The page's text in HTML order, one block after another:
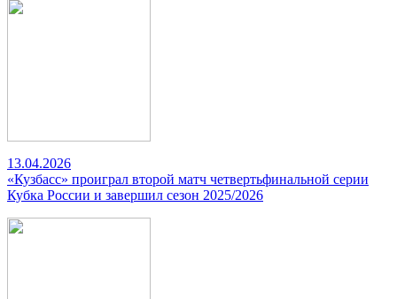
13.04.2026
«Кузбасс» проиграл второй матч четвертьфинальной серии
Кубка России и завершил сезон 2025/2026